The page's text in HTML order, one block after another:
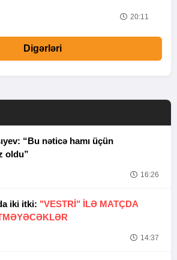
20:11
Digərləri
“Bu nəticə hamı üçün
oldu”
16:26
iki itki: "VESTRİ" İLƏ MATÇDA
14:37